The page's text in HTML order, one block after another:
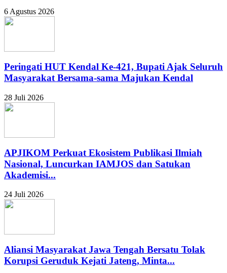
6 Agustus 2026
Peringati HUT Kendal Ke-421, Bupati Ajak Seluruh
Masyarakat Bersama-sama Majukan Kendal
28 Juli 2026
APJIKOM Perkuat Ekosistem Publikasi Ilmiah
Nasional, Luncurkan IAMJOS dan Satukan
Akademisi...
24 Juli 2026
Aliansi Masyarakat Jawa Tengah Bersatu Tolak
Korupsi Geruduk Kejati Jateng, Minta...